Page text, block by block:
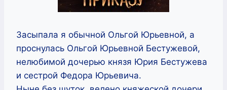
Засыпала я обычной Ольгой Юрьевной, а
проснулась Ольгой Юрьевной Бестужевой,
нелюбимой дочерью князя Юрия Бестужева
и сестрой Федора Юрьевича.